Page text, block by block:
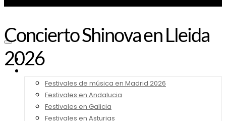
Noticias
Festivales de música en Madrid 2026
Festivales en Andalucia
Festivales en Galicia
Festivales en Asturias
Concierto Shinova en Lleida
2026